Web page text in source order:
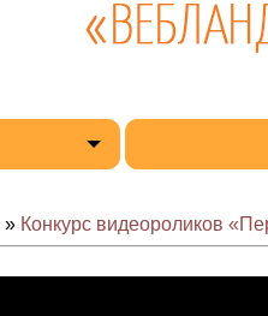
» Конкурс видеороликов